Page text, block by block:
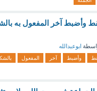
وأضبط آخر المفعول به
ابوعبدالله
وأضبط آخر المفعول